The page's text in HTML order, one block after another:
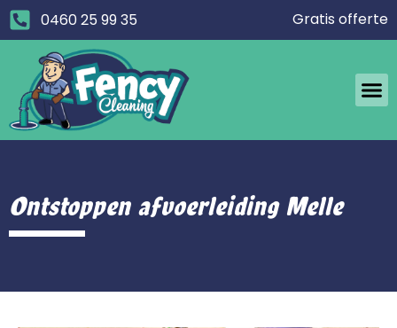
0460 25 99 35 Gratis offerte
Ontstoppen afvoerleiding Melle